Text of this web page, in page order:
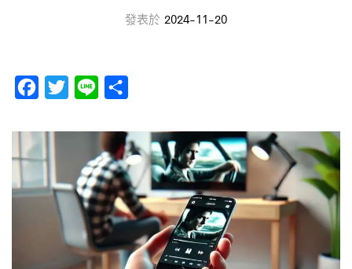
發表於 2024-11-20
c
e
b
i
t
n
e